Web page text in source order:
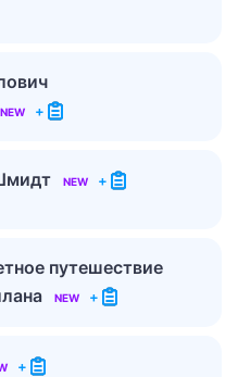
NEW +
NEW +
путешествие
NEW +
+